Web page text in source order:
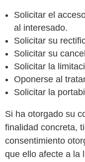
Solicitar el
al interesado.
Solicitar su
Solicitar su
Solicitar la
Oponerse al
Solicitar la
Si ha otorgado su
finalidad concreta,
consentimiento
que ello afecte a la